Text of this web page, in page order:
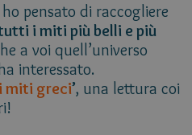
pensato di raccogliere
i miti più belli e più
a voi quell’universo
interessato.
miti greci’, una lettura coi